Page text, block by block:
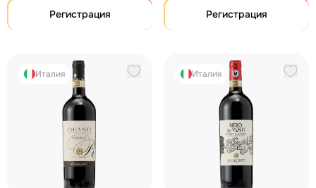
Регистрация Регистрация
Италия Италия